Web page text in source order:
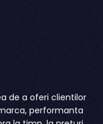
de a oferi clientilor
performanta